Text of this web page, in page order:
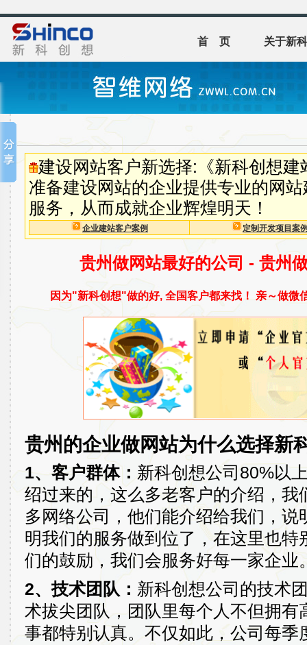
首 页 关于新
建设网站客户新选择:《新科创想
准备建设网站的企业提供专业的网
服务，从而成就企业辉煌明天！
企业建站客户案例 定制开发项目案
贵州做网站最好的公司 - 贵州
因为"新科创想"做的好, 全国客户都来找！ 亲～做微
贵州的企业做网站为什么选择新
1、客户群体： 新科创想公司80%以
绍过来的，这么多老客户的介绍，我
多网络公司，他们能介绍给我们，
明我们的服务做到位了，在这里也
们的鼓励，我们会服务好每一家企业
2、技术团队： 新科创想公司的技术
术拔尖团队，团队里每个人不但拥
事都特别认真。不仅如此，公司每季